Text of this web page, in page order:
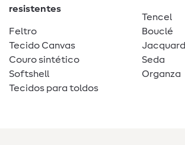
resistentes
Feltro
Tecido Canvas
Couro sintético
Softshell
Tecidos para toldos
Tencel
Bouclé
Jacquard
Seda
Organza